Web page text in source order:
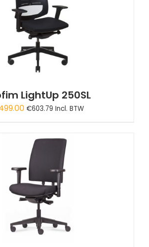
LightUp 250SL
€603.79 Incl. BTW